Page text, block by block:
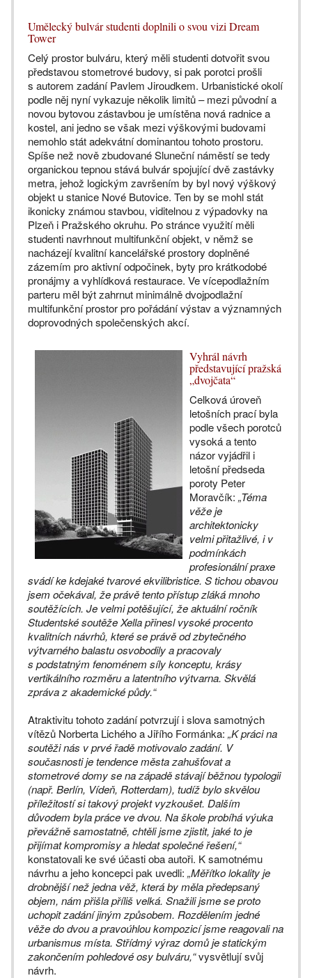
Umělecký bulvár studenti doplnili o svou vizi Dream
Tower
Celý prostor bulváru, který měli studenti dotvořit svou
představou stometrové budovy, si pak porotci prošli
s autorem zadání Pavlem Jiroudkem. Urbanistické okolí
podle něj nyní vykazuje několik limitů – mezi původní a
novou bytovou zástavbou je umístěna nová radnice a
kostel, ani jedno se však mezi výškovými budovami
nemohlo stát adekvátní dominantou tohoto prostoru.
Spíše než nově zbudované Sluneční náměstí se tedy
organickou tepnou stává bulvár spojující dvě zastávky
metra, jehož logickým završením by byl nový výškový
objekt u stanice Nové Butovice. Ten by se mohl stát
ikonicky známou stavbou, viditelnou z výpadovky na
Plzeň i Pražského okruhu. Po stránce využití měli
studenti navrhnout multifunkční objekt, v němž se
nacházejí kvalitní kancelářské prostory doplněné
zázemím pro aktivní odpočinek, byty pro krátkodobé
pronájmy a vyhlídková restaurace. Ve vícepodlažním
parteru měl být zahrnut minimálně dvojpodlažní
multifunkční prostor pro pořádání výstav a významných
doprovodných společenských akcí.
Vyhrál návrh
představující pražská
„dvojčata“
Celková úroveň
letošních prací byla
podle všech porotců
vysoká a tento
názor vyjádřil i
letošní předseda
poroty Peter
Moravčík: „Téma
věže je
architektonicky
velmi přitažlivé, i v
podmínkách
profesionální praxe
svádí ke kdejaké tvarové ekvilibristice. S tichou obavou
jsem očekával, že právě tento přístup zláká mnoho
soutěžících. Je velmi potěšující, že aktuální ročník
Studentské soutěže Xella přinesl vysoké procento
kvalitních návrhů, které se právě od zbytečného
výtvarného balastu osvobodily a pracovaly
s podstatným fenoménem síly konceptu, krásy
vertikálního rozměru a latentního výtvarna. Skvělá
zpráva z akademické půdy.“
Atraktivitu tohoto zadání potvrzují i slova samotných
vítězů Norberta Lichého a Jiřího Formánka: „K práci na
soutěži nás v prvé řadě motivovalo zadání. V
současnosti je tendence města zahušťovat a
stometrové domy se na západě stávají běžnou typologii
(např. Berlín, Vídeň, Rotterdam), tudíž bylo skvělou
příležitostí si takový projekt vyzkoušet. Dalším
důvodem byla práce ve dvou. Na škole probíhá výuka
převážně samostatně, chtěli jsme zjistit, jaké to je
přijímat kompromisy a hledat společné řešení,“
konstatovali ke své účasti oba autoři. K samotnému
návrhu a jeho koncepci pak uvedli: „Měřítko lokality je
drobnější než jedna věž, která by měla předepsaný
objem, nám přišla příliš velká. Snažili jsme se proto
uchopit zadání jiným způsobem. Rozdělením jedné
věže do dvou a pravoúhlou kompozicí jsme reagovali na
urbanismus místa. Střídmý výraz domů je statickým
zakončením pohledové osy bulváru,“vysvětlují svůj
návrh.